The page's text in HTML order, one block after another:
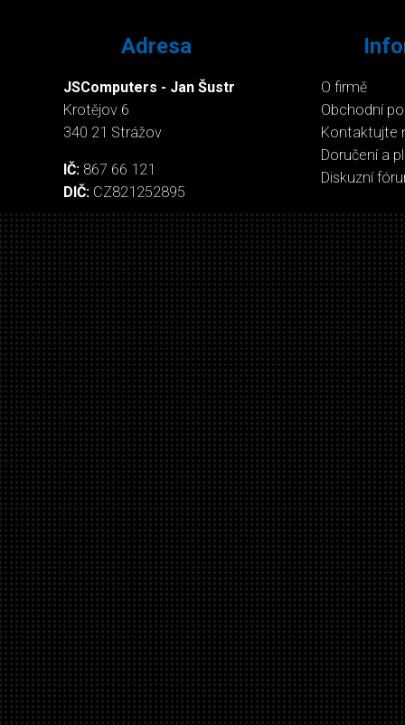
Adresa
JSComputers - Jan Šustr
Krotějov 6
340 21 Strážov
IČ: 867 66 121
DIČ: CZ821252895
O firmě
Obchodní
Kontaktujte
Doručení a
Diskuzní